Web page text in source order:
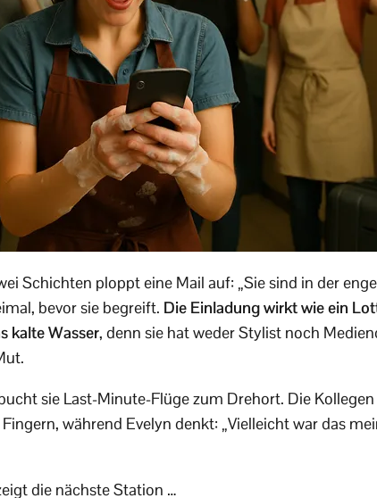
Schichten ploppt eine Mail auf: „Sie sind in der
bevor sie begreift. Die Einladung wirkt wie ein
kalte Wasser, denn sie hat weder Stylist noch
sie Last-Minute-Flüge zum Drehort. Die
während Evelyn denkt: „Vielleicht war das
die nächste Station …